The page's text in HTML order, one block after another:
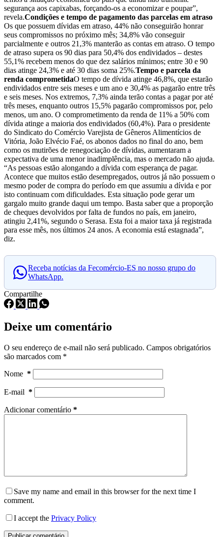
segurança aos capixabas, forçando-os a economizar e poupar”,
revela.Condições e tempo de pagamento das parcelas em atraso
Os que possuem dívidas em atraso, 44% não conseguirão honrar
seus compromissos no próximo mês; 34,8% vão conseguir
parcialmente e outros 21,3% manterão as contas em atraso. O tempo
de atraso supera os 90 dias para 50,4% dos endividados – destes
55,1% recebem menos do que dez salários mínimos; entre 30 e 90
dias atinge 24,3% e até 30 dias soma 25%.Tempo e parcela da
renda comprometidaO tempo de dívida atinge 46,8%, que estarão
endividados entre seis meses e um ano e 30,4% as pagarão entre três
e seis meses. Nos extremos, 7,3% ainda terão contas a pagar por até
três meses, enquanto outros 15,5% pagarão compromissos por, pelo
menos, um ano. O comprometimento da renda de 11% a 50% com
dívida atinge a maioria dos endividados (60,4%). Para o presidente
do Sindicato do Comércio Varejista de Gêneros Alimentícios de
Vitória, João Elvécio Faé, os abonos dados no final do ano, bem
como os mutirões de renegociação de dívidas, aumentaram a
expectativa de uma menor inadimplência, mas o mercado não ajuda.
“As pessoas estão alongando a dívida com esperança de pagar.
Acontece que muitos estão desempregados, outros já não possuem o
mesmo poder de compra do período em que assumiu a dívida e por
isto continuam com dificuldades. Esta situação pode gerar um
gargalo muito grande daqui um tempo. Basta saber que a proporção
de cheques devolvidos por falta de fundos no país, em janeiro,
atingiu 2,41%, segundo o Serasa. Esta foi a maior taxa já registrada
para esse mês, nos últimos 24 anos. A economia está estagnada”,
diz.
Receba notícias da Fecomércio-ES no nosso grupo do
WhatsApp.
Compartilhe
Deixe um comentário
O seu endereço de e-mail não será publicado. Campos obrigatórios
são marcados com *
Nome *
E-mail *
Adicionar comentário *
Save my name and email in this browser for the next time I
comment.
I accept the Privacy Policy